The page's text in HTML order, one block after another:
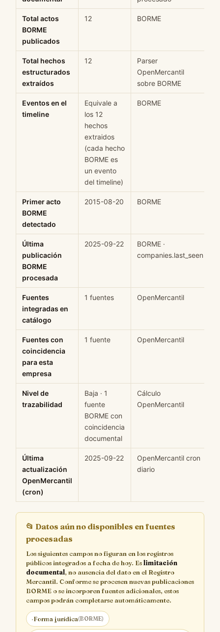
Total actos
BORME
publicados
12 BORME
Total hechos
estructurados
extraídos
12
Parser
OpenMercantil
sobre BORME
Eventos en el
timeline
Equivale a
los 12
hechos
extraidos
(cada hecho
BORME es
un evento
del timeline)
BORME
Primer acto
BORME
detectado
2015-08-20 BORME
Última
publicación
BORME
procesada
2025-09-22
BORME ·
companies.last_seen
Fuentes
integradas en
catálogo
1 fuentes OpenMercantil
Fuentes con
coincidencia
para esta
empresa
1 fuente OpenMercantil
Nivel de
trazabilidad
Baja · 1
fuente
BORME con
coincidencia
documental
Cálculo
OpenMercantil
Última
actualización
OpenMercantil
(cron)
2025-09-22
OpenMercantil cron
diario
📂 Datos aún no disponibles en fuentes
procesadas
Los siguientes campos no figuran en los registros
públicos integrados a fecha de hoy. Eslimitación
documental, no ausencia del dato en el Registro
Mercantil. Conforme se procesen nuevas publicaciones
BORME o se incorporen fuentes adicionales, estos
campos podrán completarse automáticamente.
·Forma jurídica(BORME)